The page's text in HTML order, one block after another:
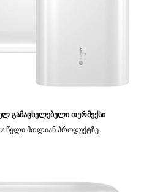
გამაცხელებელი თერმექსი
2 წელი მთლიან პროდუქტზე